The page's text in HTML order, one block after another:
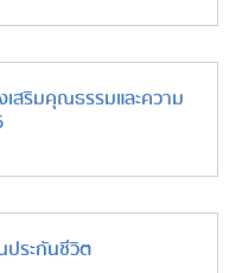
สริมคุณธรรมและความ
ระกันชีวิต